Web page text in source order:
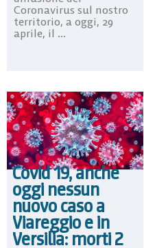
Coronavirus sul nostro
territorio, a oggi, 29
aprile, il ...
Covid 19, anche
oggi nessun
nuovo caso a
Viareggio e in
Versilia: morti 2